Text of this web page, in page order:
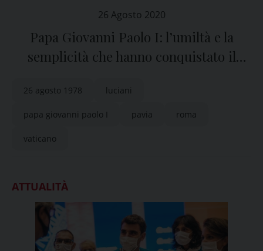
26 Agosto 2020
Papa Giovanni Paolo I: l’umiltà e la
semplicità che hanno conquistato il
26 agosto 1978 luciani
papa giovanni paolo I pavia roma
vaticano
ATTUALITÀ